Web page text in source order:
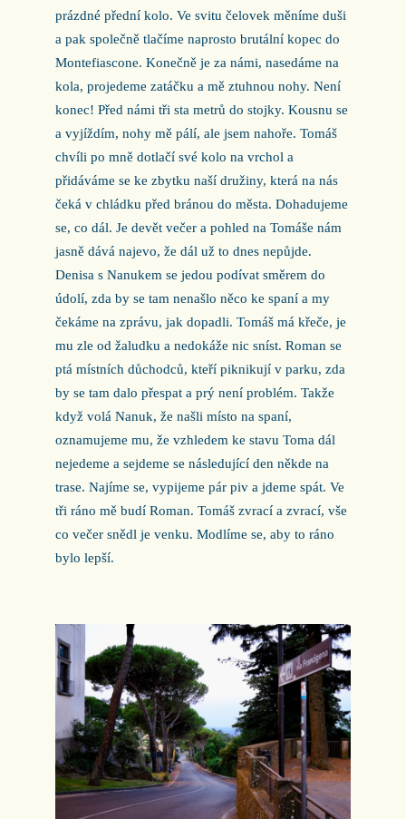
prázdné přední kolo. Ve svitu čelovek měníme duši
a pak společně tlačíme naprosto brutální kopec do
Montefiascone. Konečně je za námi, nasedáme na
kola, projedeme zatáčku a mě ztuhnou nohy. Není
konec! Před námi tři sta metrů do stojky. Kousnu se
a vyjíždím, nohy mě pálí, ale jsem nahoře. Tomáš
chvíli po mně dotlačí své kolo na vrchol a
přidáváme se ke zbytku naší družiny, která na nás
čeká v chládku před bránou do města. Dohadujeme
se, co dál. Je devět večer a pohled na Tomáše nám
jasně dává najevo, že dál už to dnes nepůjde.
Denisa s Nanukem se jedou podívat směrem do
údolí, zda by se tam nenašlo něco ke spaní a my
čekáme na zprávu, jak dopadli. Tomáš má křeče, je
mu zle od žaludku a nedokáže nic sníst. Roman se
ptá místních důchodců, kteří piknikují v parku, zda
by se tam dalo přespat a prý není problém. Takže
když volá Nanuk, že našli místo na spaní,
oznamujeme mu, že vzhledem ke stavu Toma dál
nejedeme a sejdeme se následující den někde na
trase. Najíme se, vypijeme pár piv a jdeme spát. Ve
tři ráno mě budí Roman. Tomáš zvrací a zvrací, vše
co večer snědl je venku. Modlíme se, aby to ráno
bylo lepší.